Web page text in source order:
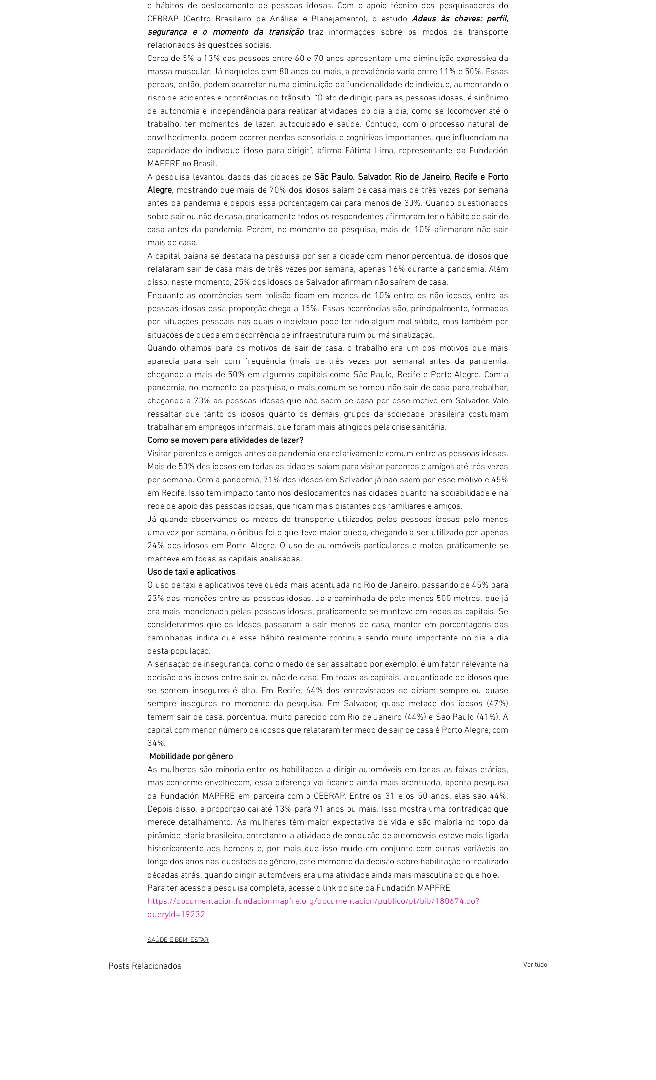
e hábitos de deslocamento de pessoas idosas. Com o apoio técnico dos pesquisadores do
CEBRAP (Centro Brasileiro de Análise e Planejamento), o estudo Adeus às chaves: perfil,
segurança e o momento da transição traz informações sobre os modos de transporte
relacionados às questões sociais.
Cerca de 5% a 13% das pessoas entre 60 e 70 anos apresentam uma diminuição expressiva da
massa muscular. Já naqueles com 80 anos ou mais, a prevalência varia entre 11% e 50%. Essas
perdas, então, podem acarretar numa diminuição da funcionalidade do indivíduo, aumentando o
risco de acidentes e ocorrências no trânsito. “O ato de dirigir, para as pessoas idosas, é sinônimo
de autonomia e independência para realizar atividades do dia a dia, como se locomover até o
trabalho, ter momentos de lazer, autocuidado e saúde. Contudo, com o processo natural de
envelhecimento, podem ocorrer perdas sensoriais e cognitivas importantes, que influenciam na
capacidade do indivíduo idoso para dirigir”, afirma Fátima Lima, representante da Fundación
MAPFRE no Brasil.
A pesquisa levantou dados das cidades de São Paulo, Salvador, Rio de Janeiro, Recife e Porto
Alegre, mostrando que mais de 70% dos idosos saíam de casa mais de três vezes por semana
antes da pandemia e depois essa porcentagem cai para menos de 30%. Quando questionados
sobre sair ou não de casa, praticamente todos os respondentes afirmaram ter o hábito de sair de
casa antes da pandemia. Porém, no momento da pesquisa, mais de 10% afirmaram não sair
mais de casa.
A capital baiana se destaca na pesquisa por ser a cidade com menor percentual de idosos que
relataram sair de casa mais de três vezes por semana, apenas 16% durante a pandemia. Além
disso, neste momento, 25% dos idosos de Salvador afirmam não saírem de casa.
Enquanto as ocorrências sem colisão ficam em menos de 10% entre os não idosos, entre as
pessoas idosas essa proporção chega a 15%. Essas ocorrências são, principalmente, formadas
por situações pessoais nas quais o indivíduo pode ter tido algum mal súbito, mas também por
situações de queda em decorrência de infraestrutura ruim ou má sinalização.
Quando olhamos para os motivos de sair de casa, o trabalho era um dos motivos que mais
aparecia para sair com frequência (mais de três vezes por semana) antes da pandemia,
chegando a mais de 50% em algumas capitais como São Paulo, Recife e Porto Alegre. Com a
pandemia, no momento da pesquisa, o mais comum se tornou não sair de casa para trabalhar,
chegando a 73% as pessoas idosas que não saem de casa por esse motivo em Salvador. Vale
ressaltar que tanto os idosos quanto os demais grupos da sociedade brasileira costumam
trabalhar em empregos informais, que foram mais atingidos pela crise sanitária.
Como se movem para atividades de lazer?
Visitar parentes e amigos antes da pandemia era relativamente comum entre as pessoas idosas.
Mais de 50% dos idosos em todas as cidades saíam para visitar parentes e amigos até três vezes
por semana. Com a pandemia, 71% dos idosos em Salvador já não saem por esse motivo e 45%
em Recife. Isso tem impacto tanto nos deslocamentos nas cidades quanto na sociabilidade e na
rede de apoio das pessoas idosas, que ficam mais distantes dos familiares e amigos.
Já quando observamos os modos de transporte utilizados pelas pessoas idosas pelo menos
uma vez por semana, o ônibus foi o que teve maior queda, chegando a ser utilizado por apenas
24% dos idosos em Porto Alegre. O uso de automóveis particulares e motos praticamente se
manteve em todas as capitais analisadas.
Uso de taxi e aplicativos
O uso de taxi e aplicativos teve queda mais acentuada no Rio de Janeiro, passando de 45% para
23% das menções entre as pessoas idosas. Já a caminhada de pelo menos 500 metros, que já
era mais mencionada pelas pessoas idosas, praticamente se manteve em todas as capitais. Se
considerarmos que os idosos passaram a sair menos de casa, manter em porcentagens das
caminhadas indica que esse hábito realmente continua sendo muito importante no dia a dia
desta população.
A sensação de insegurança, como o medo de ser assaltado por exemplo, é um fator relevante na
decisão dos idosos entre sair ou não de casa. Em todas as capitais, a quantidade de idosos que
se sentem inseguros é alta. Em Recife, 64% dos entrevistados se diziam sempre ou quase
sempre inseguros no momento da pesquisa. Em Salvador, quase metade dos idosos (47%)
temem sair de casa, porcentual muito parecido com Rio de Janeiro (44%) e São Paulo (41%). A
capital com menor número de idosos que relataram ter medo de sair de casa é Porto Alegre, com
34%.
Mobilidade por gênero
As mulheres são minoria entre os habilitados a dirigir automóveis em todas as faixas etárias,
mas conforme envelhecem, essa diferença vai ficando ainda mais acentuada, aponta pesquisa
da Fundación MAPFRE em parceira com o CEBRAP. Entre os 31 e os 50 anos, elas são 44%.
Depois disso, a proporção cai até 13% para 91 anos ou mais. Isso mostra uma contradição que
merece detalhamento. As mulheres têm maior expectativa de vida e são maioria no topo da
pirâmide etária brasileira, entretanto, a atividade de condução de automóveis esteve mais ligada
historicamente aos homens e, por mais que isso mude em conjunto com outras variáveis ao
longo dos anos nas questões de gênero, este momento da decisão sobre habilitação foi realizado
décadas atrás, quando dirigir automóveis era uma atividade ainda mais masculina do que hoje.
Para ter acesso a pesquisa completa, acesse o link do site da Fundación MAPFRE:
https://documentacion.fundacionmapfre.org/documentacion/publico/pt/bib/180674.do?
queryId=19232
SAÚDE E BEM-ESTAR
Posts Relacionados Ver tudo